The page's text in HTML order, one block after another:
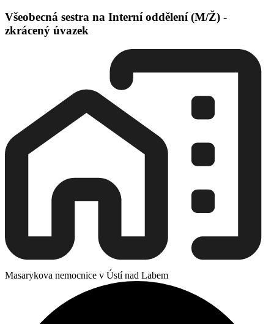
Všeobecná sestra na Interní oddělení (M/Ž) -
zkrácený úvazek
Masarykova nemocnice v Ústí nad Labem